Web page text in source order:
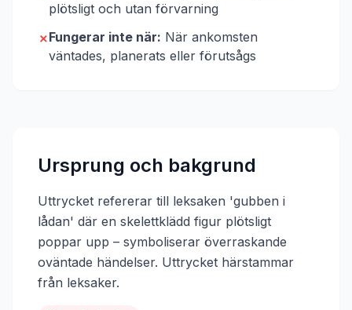
plötsligt och utan förvarning
✗Fungerar inte när: När ankomsten
väntades, planerats eller förutsågs
Ursprung och bakgrund
Uttrycket refererar till leksaken 'gubben i
lådan' där en skelettklädd figur plötsligt
poppar upp – symboliserar överraskande
oväntade händelser. Uttrycket härstammar
från leksaker.